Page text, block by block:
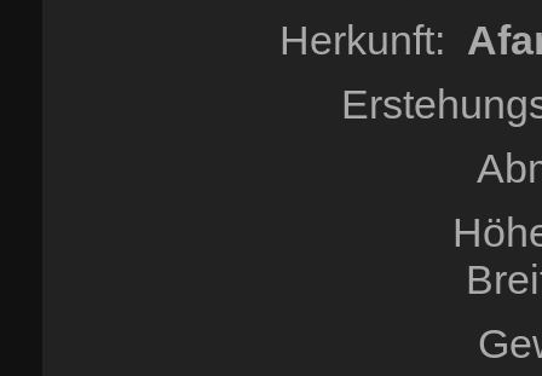
Herkunft: